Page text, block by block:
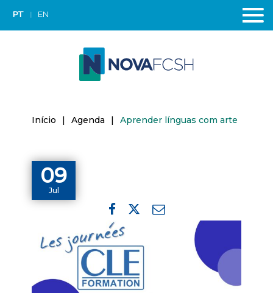
PT EN
Início | Agenda | Aprender línguas com arte
09
Jul